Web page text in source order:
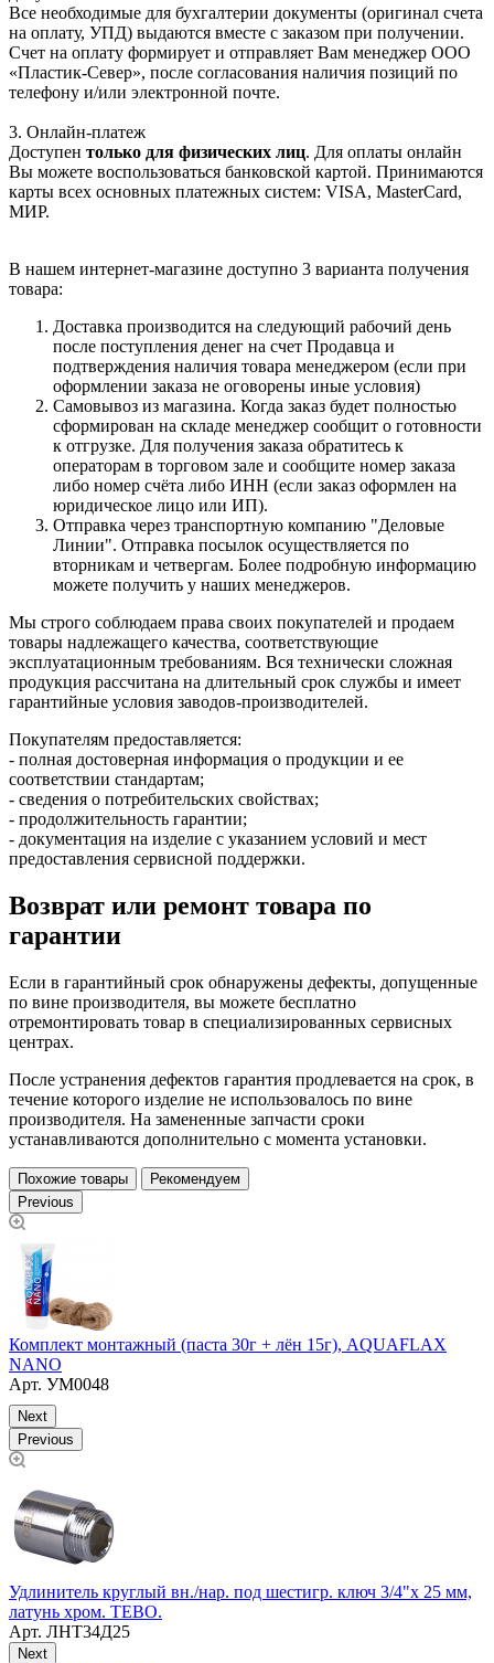
Все необходимые для бухгалтерии документы (оригинал счета
на оплату, УПД) выдаются вместе с заказом при получении.
Счет на оплату формирует и отправляет Вам менеджер ООО
«Пластик-Север», после согласования наличия позиций по
телефону и/или электронной почте.
3. Онлайн-платеж
Доступен только для физических лиц. Для оплаты онлайн
Вы можете воспользоваться банковской картой. Принимаются
карты всех основных платежных систем: VISA, MasterCard,
МИР.
В нашем интернет-магазине доступно 3 варианта получения
товара:
Доставка производится на следующий рабочий день
после поступления денег на счет Продавца и
подтверждения наличия товара менеджером (если при
оформлении заказа не оговорены иные условия)
Самовывоз из магазина. Когда заказ будет полностью
сформирован на складе менеджер сообщит о готовности
к отгрузке. Для получения заказа обратитесь к
операторам в торговом зале и сообщите номер заказа
либо номер счёта либо ИНН (если заказ оформлен на
юридическое лицо или ИП).
Отправка через транспортную компанию "Деловые
Линии". Отправка посылок осуществляется по
вторникам и четвергам. Более подробную информацию
можете получить у наших менеджеров.
Мы строго соблюдаем права своих покупателей и продаем
товары надлежащего качества, соответствующие
эксплуатационным требованиям. Вся технически сложная
продукция рассчитана на длительный срок службы и имеет
гарантийные условия заводов-производителей.
Покупателям предоставляется:
- полная достоверная информация о продукции и ее
соответствии стандартам;
- сведения о потребительских свойствах;
- продолжительность гарантии;
- документация на изделие с указанием условий и мест
предоставления сервисной поддержки.
Возврат или ремонт товара по
гарантии
Если в гарантийный срок обнаружены дефекты, допущенные
по вине производителя, вы можете бесплатно
отремонтировать товар в специализированных сервисных
центрах.
После устранения дефектов гарантия продлевается на срок, в
течение которого изделие не использовалось по вине
производителя. На замененные запчасти сроки
устанавливаются дополнительно с момента установки.
Похожие товары
Рекомендуем
Previous
Комплект монтажный (паста 30г + лён 15г), AQUAFLAX
NANO
Арт. УМ0048
Next
Previous
Удлинитель круглый вн./нар. под шестигр. ключ 3/4"х 25 мм,
латунь хром. ТЕВО.
Арт. ЛНТ34Д25
Next